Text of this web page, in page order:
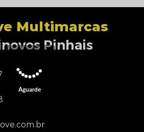
Multimarcas
Pinhais
Aguarde